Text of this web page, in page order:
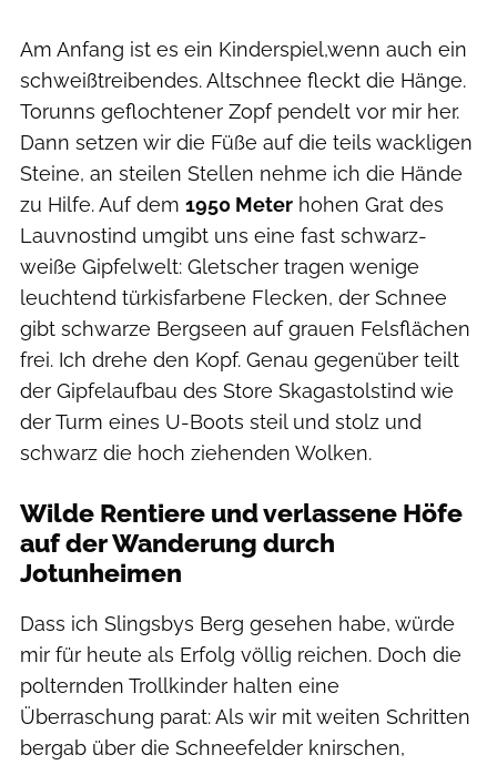
Am Anfang ist es ein Kinderspiel,wenn auch ein
schweißtreibendes. Altschnee fleckt die Hänge.
Torunns geflochtener Zopf pendelt vor mir her.
Dann setzen wir die Füße auf die teils wackligen
Steine, an steilen Stellen nehme ich die Hände
zu Hilfe. Auf dem 1950 Meter hohen Grat des
Lauvnostind umgibt uns eine fast schwarz-
weiße Gipfelwelt: Gletscher tragen wenige
leuchtend türkisfarbene Flecken, der Schnee
gibt schwarze Bergseen auf grauen Felsflächen
frei. Ich drehe den Kopf. Genau gegenüber teilt
der Gipfelaufbau des Store Skagastolstind wie
der Turm eines U-Boots steil und stolz und
schwarz die hoch ziehenden Wolken.
Wilde Rentiere und verlassene Höfe
auf der Wanderung durch
Jotunheimen
Dass ich Slingsbys Berg gesehen habe, würde
mir für heute als Erfolg völlig reichen. Doch die
polternden Trollkinder halten eine
Überraschung parat: Als wir mit weiten Schritten
bergab über die Schneefelder knirschen,